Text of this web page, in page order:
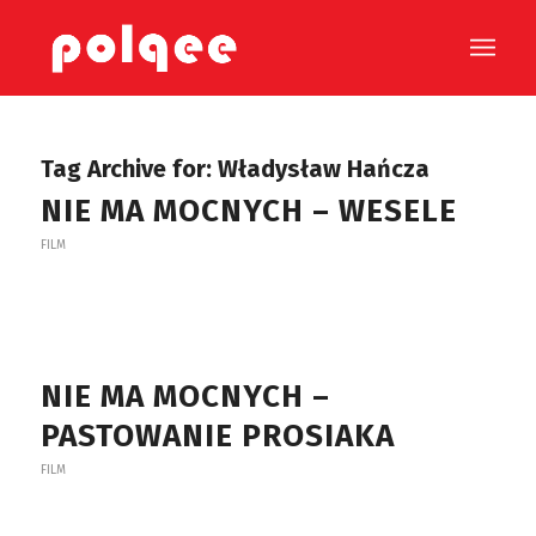
Tag Archive for: Władysław Hańcza
NIE MA MOCNYCH – WESELE
FILM
NIE MA MOCNYCH –
PASTOWANIE PROSIAKA
FILM